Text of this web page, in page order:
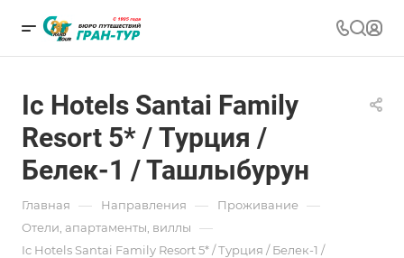
Ic Hotels Santai Family
Resort 5* / Турция /
Белек-1 / Ташлыбурун
Главная — Направления — Проживание —
Отели, апартаменты, виллы —
Ic Hotels Santai Family Resort 5* / Турция / Белек-1 /